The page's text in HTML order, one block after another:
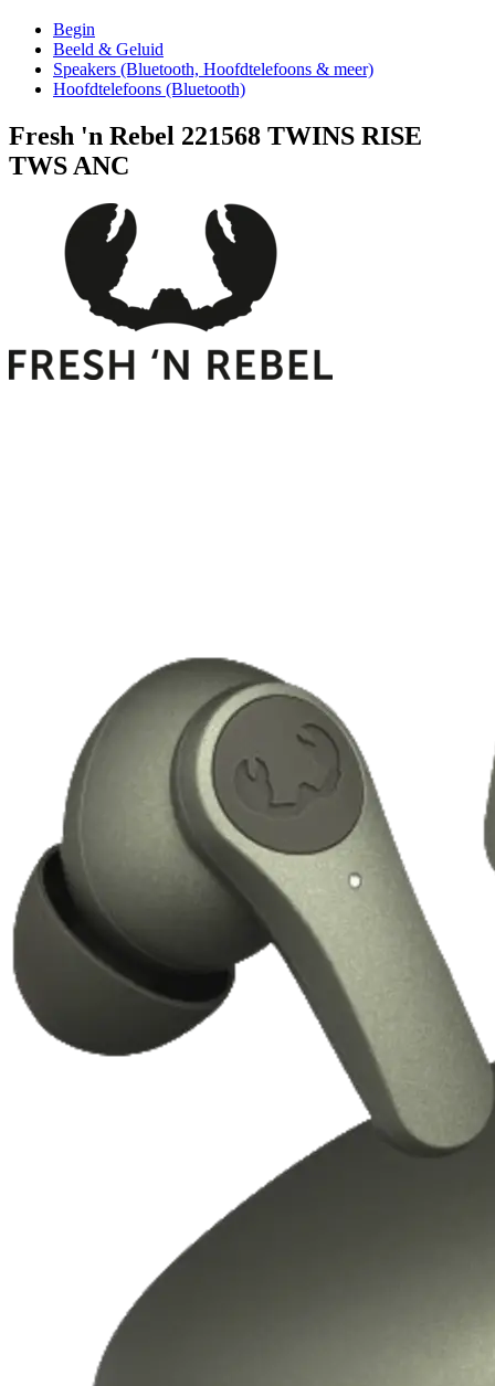
Begin
Beeld & Geluid
Speakers (Bluetooth, Hoofdtelefoons & meer)
Hoofdtelefoons (Bluetooth)
Fresh 'n Rebel 221568 TWINS RISE
TWS ANC